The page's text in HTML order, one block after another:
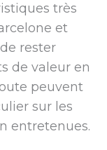
très
et
rester
de valeur en
peuvent
sur les
entretenues.